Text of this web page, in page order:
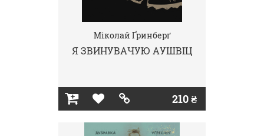
Міколай Ґринберґ
Я ЗВИНУВАЧУЮ АУШВІЦ
210 ₴